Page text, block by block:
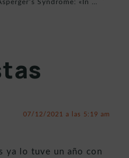
07/12/2021 a las 5:19 am
ya lo tuve un año con